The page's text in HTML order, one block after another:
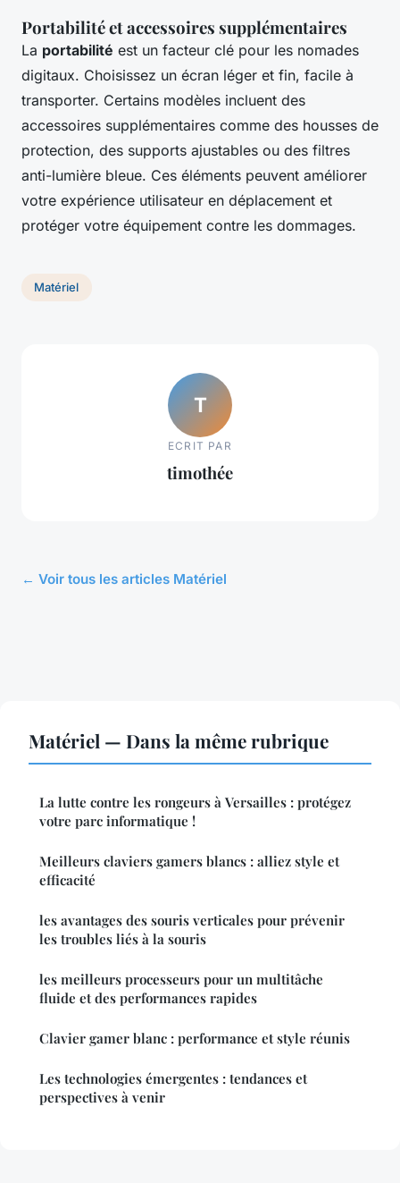
Portabilité et accessoires supplémentaires
La portabilité est un facteur clé pour les nomades
digitaux. Choisissez un écran léger et fin, facile à
transporter. Certains modèles incluent des
accessoires supplémentaires comme des housses de
protection, des supports ajustables ou des filtres
anti-lumière bleue. Ces éléments peuvent améliorer
votre expérience utilisateur en déplacement et
protéger votre équipement contre les dommages.
Matériel
T
ECRIT PAR
timothée
← Voir tous les articles Matériel
Matériel — Dans la même rubrique
La lutte contre les rongeurs à Versailles : protégez
votre parc informatique !
Meilleurs claviers gamers blancs : alliez style et
efficacité
les avantages des souris verticales pour prévenir
les troubles liés à la souris
les meilleurs processeurs pour un multitâche
fluide et des performances rapides
Clavier gamer blanc : performance et style réunis
Les technologies émergentes : tendances et
perspectives à venir